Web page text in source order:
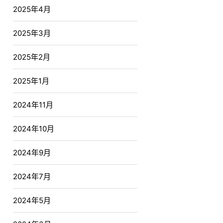
2025年4月
2025年3月
2025年2月
2025年1月
2024年11月
2024年10月
2024年9月
2024年7月
2024年5月